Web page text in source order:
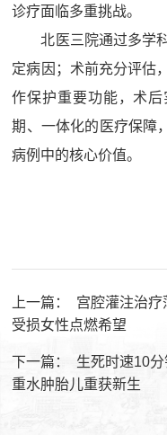
诊疗面临多重挑战。
北医三院通过多学
定病因；术前充分评估
作保护重要功能，术
期、一体化的医疗保障
病例中的核心价值。
上一篇：
宫腔灌注治
受损女性点燃希望
下一篇：
生死时速10
重水肿胎儿重获新生